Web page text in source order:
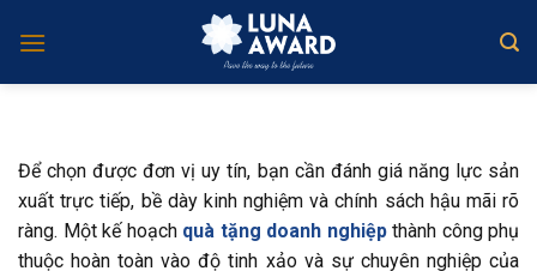
Để chọn được đơn vị uy tín, bạn cần đánh giá năng lực sản
xuất trực tiếp, bề dày kinh nghiệm và chính sách hậu mãi rõ
ràng. Một kế hoạch quà tặng doanh nghiệpthành công phụ
thuộc hoàn toàn vào độ tinh xảo và sự chuyên nghiệp của